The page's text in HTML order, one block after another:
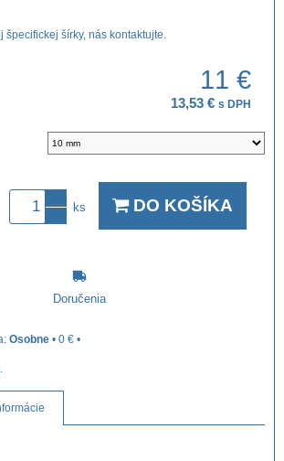
šírky, nás kontaktujte.
11 €
13,53 € s DPH
ks DO KOŠÍKA
Doručenia
Osobne • 0 € •